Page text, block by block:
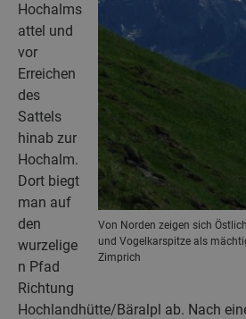
Von Norden zeigen sich
und Vogelkarspitze als
Zimprich
Hochalms
attel und
vor
Erreichen
des
Sattels
hinab zur
Hochalm.
Dort biegt
man auf
den
wurzelige
n Pfad
Richtung
Hochlandhütte/Bäralpl ab. Nach